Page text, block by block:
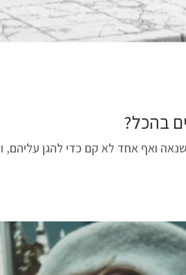
בהכל?
ואף אחד לא קם כדי להגן עליהם,